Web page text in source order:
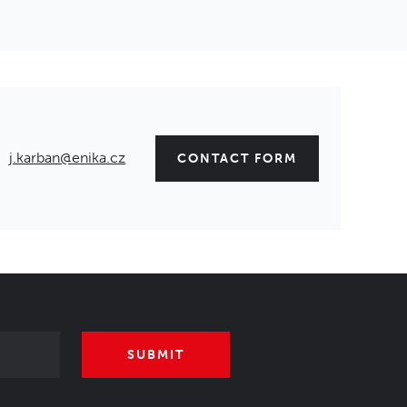
rám 3M P05030201F.BL
Modulboxů
Code: 1008427
j.karban@enika.cz CONTACT FORM
SUBMIT